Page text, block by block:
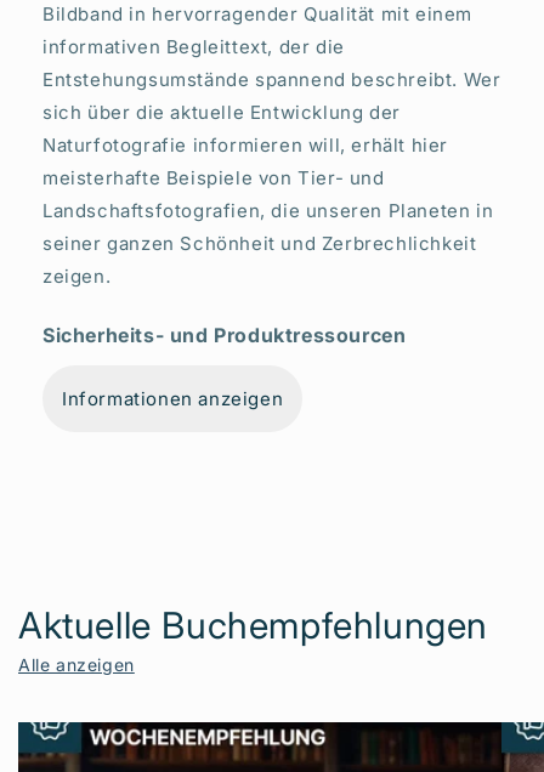
Bildband in hervorragender Qualität mit einem
informativen Begleittext, der die
Entstehungsumstände spannend beschreibt. Wer
sich über die aktuelle Entwicklung der
Naturfotografie informieren will, erhält hier
meisterhafte Beispiele von Tier- und
Landschaftsfotografien, die unseren Planeten in
seiner ganzen Schönheit und Zerbrechlichkeit
zeigen.
Sicherheits- und Produktressourcen
Informationen anzeigen
Aktuelle Buchempfehlungen
Alle anzeigen